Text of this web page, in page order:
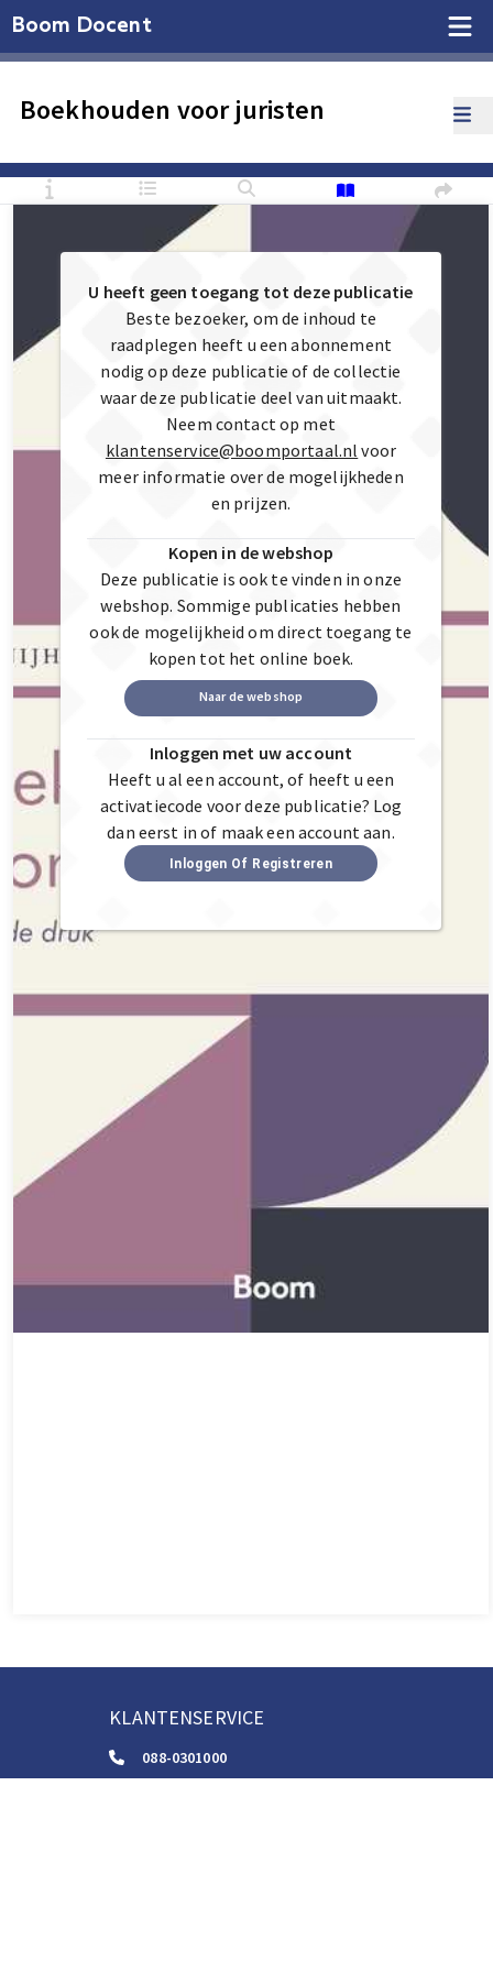
Boom Docent
Boekhouden voor juristen
U heeft geen toegang tot deze publicatie
Beste bezoeker, om de inhoud te
raadplegen heeft u een abonnement
nodig op deze publicatie of de collectie
waar deze publicatie deel van uitmaakt.
Neem contact op met
klantenservice@boomportaal.nl voor
meer informatie over de mogelijkheden
en prijzen.
Kopen in de webshop
Deze publicatie is ook te vinden in onze
webshop. Sommige publicaties hebben
ook de mogelijkheid om direct toegang te
kopen tot het online boek.
Naar de webshop
Inloggen met uw account
Heeft u al een account, of heeft u een
activatiecode voor deze publicatie? Log
dan eerst in of maak een account aan.
Inloggen Of Registreren
KLANTENSERVICE
088-0301000